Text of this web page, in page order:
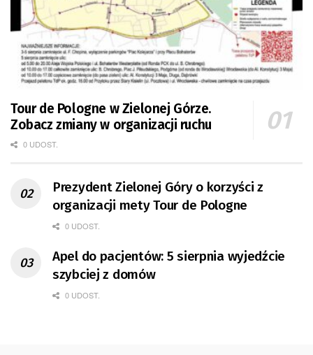
Tour de Pologne w Zielonej Górze.
Zobacz zmiany w organizacji ruchu
0 UDOST.
Prezydent Zielonej Góry o korzyści z
organizacji mety Tour de Pologne
0 UDOST.
Apel do pacjentów: 5 sierpnia wyjedźcie
szybciej z domów
0 UDOST.